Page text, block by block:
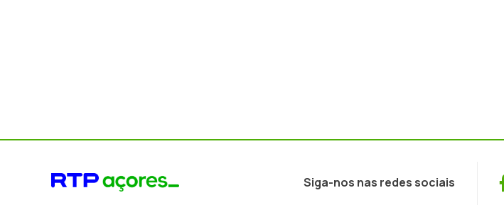
Siga-nos nas redes sociais